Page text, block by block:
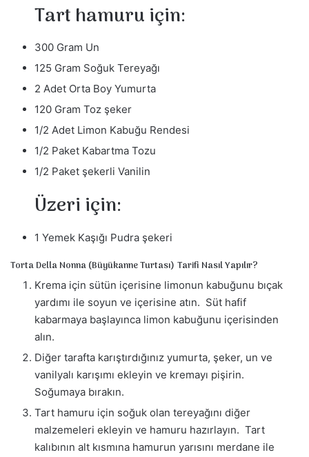
Tart hamuru için:
300 Gram Un
125 Gram Soğuk Tereyağı
2 Adet Orta Boy Yumurta
120 Gram Toz şeker
1/2 Adet Limon Kabuğu Rendesi
1/2 Paket Kabartma Tozu
1/2 Paket şekerli Vanilin
Üzeri için:
1 Yemek Kaşığı Pudra şekeri
Torta Della Nonna (Büyükanne Turtası) Tarifi Nasıl Yapılır?
Krema için sütün içerisine limonun kabuğunu bıçak
yardımı ile soyun ve içerisine atın. Süt hafif
kabarmaya başlayınca limon kabuğunu içerisinden
alın.
Diğer tarafta karıştırdığınız yumurta, şeker, un ve
vanilyalı karışımı ekleyin ve kremayı pişirin.
Soğumaya bırakın.
Tart hamuru için soğuk olan tereyağını diğer
malzemeleri ekleyin ve hamuru hazırlayın. Tart
kalıbının alt kısmına hamurun yarısını merdane ile